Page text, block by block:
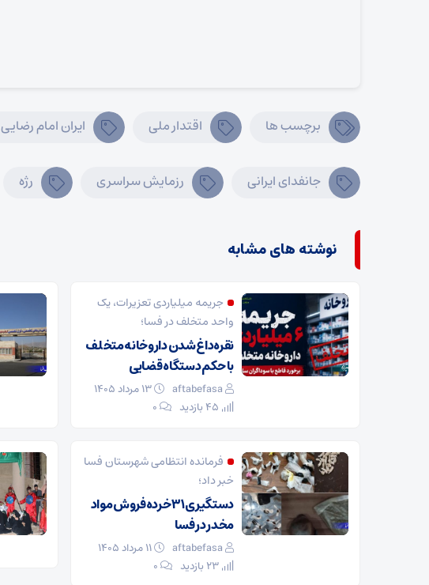
برچسب ها اقتدار ملی ایران امام رضایی
جانفدای ایرانی رزمایش سراسری رژه
نوشته های مشابه
جریمه میلیاردی تعزیرات، یک
واحد متخلف در فسا؛
نقره‌داغ شدن داروخانه متخلف
با حکم دستگاه قضایی
aftabefasa
۰
فرمانده انتظامی شهرستان فسا
خبر داد؛
دستگیری ۳۱ خرده‌فروش مواد
مخدر در فسا
aftabefasa
۰